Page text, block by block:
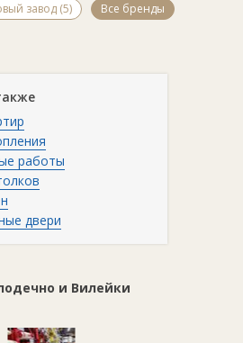
завод (5)
Все бренды
работы
двери
и Вилейки